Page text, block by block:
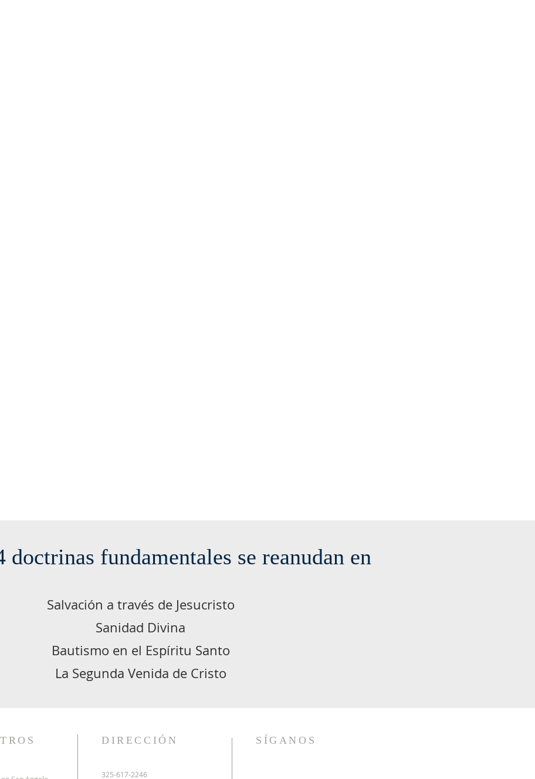
doctrinas fundamentales se reanudan en
Salvación a través de Jesucristo
Sanidad Divina
Bautismo en el Espíritu Santo
La Segunda Venida de Cristo
DIRECCIÓN
325-617-2246
SÍGANOS